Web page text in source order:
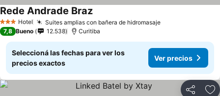
3 Estrellas
Hotel Suites amplias con bañera de hidromasaje
Rede Andrade Braz
7,8 Bueno 12.538 Curitiba
Seleccioná las fechas para ver los
precios exactos
Ver precios
Compartir